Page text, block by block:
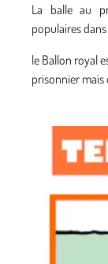
La balle au
populaires
le Ballon royal
prisonnier